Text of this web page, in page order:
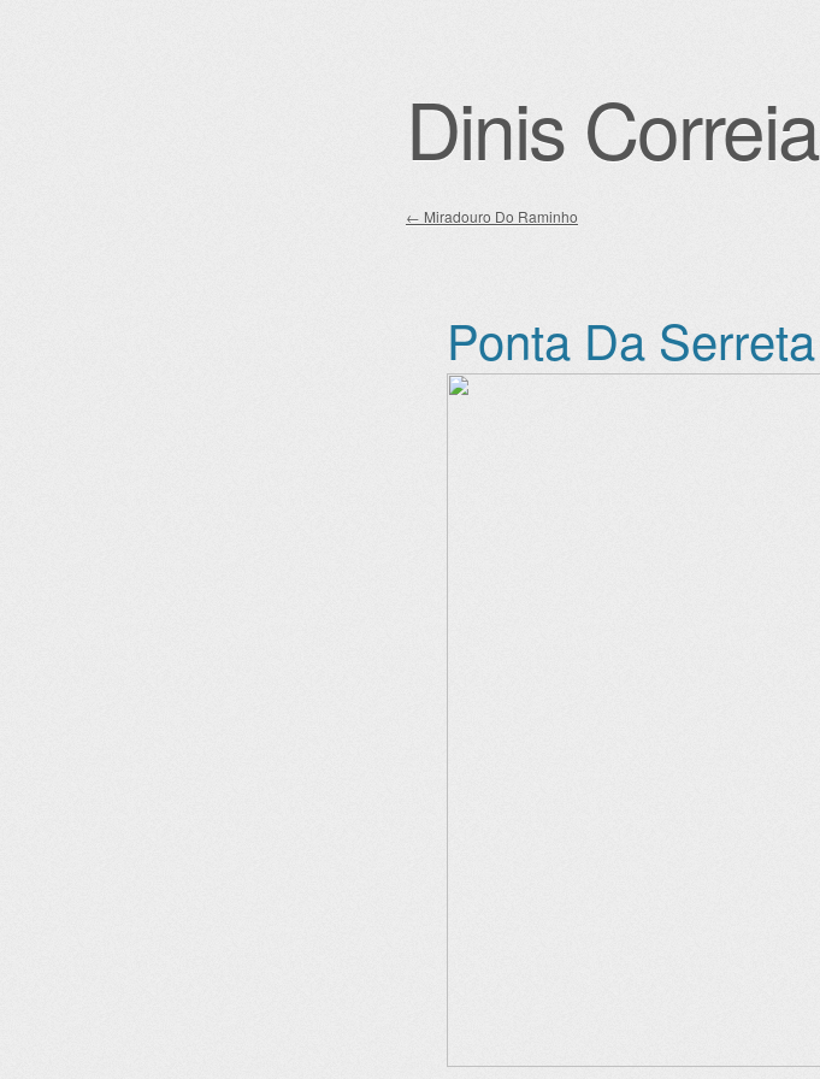
Dinis Correia
← Miradouro Do Raminho
Ponta Da Serreta